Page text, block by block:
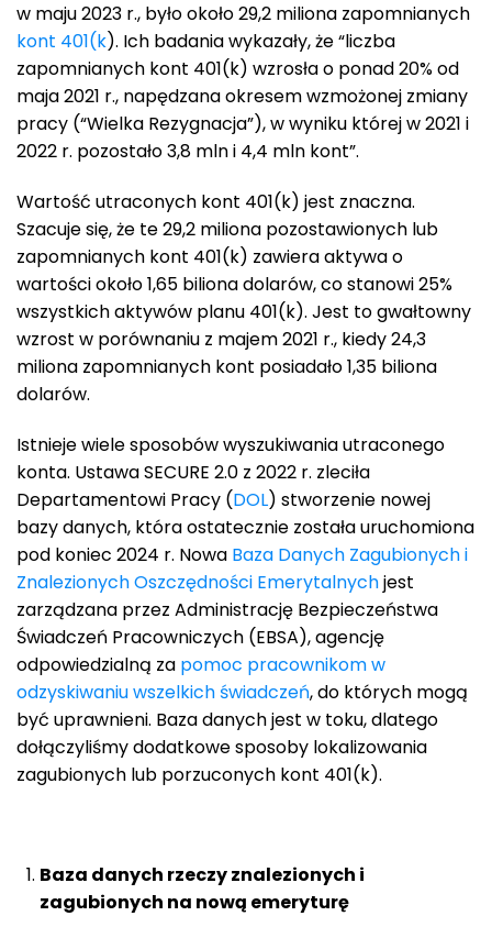
w maju 2023 r., było około 29,2 miliona zapomnianych
kont 401(k). Ich badania wykazały, że “liczba
zapomnianych kont 401(k) wzrosła o ponad 20% od
maja 2021 r., napędzana okresem wzmożonej zmiany
pracy (“Wielka Rezygnacja”), w wyniku której w 2021 i
2022 r. pozostało 3,8 mln i 4,4 mln kont”.
Wartość utraconych kont 401(k) jest znaczna.
Szacuje się, że te 29,2 miliona pozostawionych lub
zapomnianych kont 401(k) zawiera aktywa o
wartości około 1,65 biliona dolarów, co stanowi 25%
wszystkich aktywów planu 401(k). Jest to gwałtowny
wzrost w porównaniu z majem 2021 r., kiedy 24,3
miliona zapomnianych kont posiadało 1,35 biliona
dolarów.
Istnieje wiele sposobów wyszukiwania utraconego
konta. Ustawa SECURE 2.0 z 2022 r. zleciła
Departamentowi Pracy (DOL) stworzenie nowej
bazy danych, która ostatecznie została uruchomiona
pod koniec 2024 r. Nowa Baza Danych Zagubionych i
Znalezionych Oszczędności Emerytalnychjest
zarządzana przez Administrację Bezpieczeństwa
Świadczeń Pracowniczych (EBSA), agencję
odpowiedzialną za pomoc pracownikom w
odzyskiwaniu wszelkich świadczeń, do których mogą
być uprawnieni. Baza danych jest w toku, dlatego
dołączyliśmy dodatkowe sposoby lokalizowania
zagubionych lub porzuconych kont 401(k).
Baza danych rzeczy znalezionych i
zagubionych na nową emeryturę